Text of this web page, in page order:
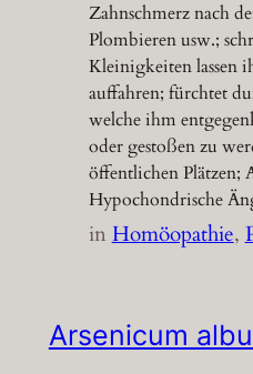
Zahnschmerz nach
Plombieren usw.;
Kleinigkeiten lassen
auffahren; fürchtet
welche ihm
oder gestoßen zu
öffentlichen Plätzen;
Hypochondrische
inHomöopathie,
Arsenicum